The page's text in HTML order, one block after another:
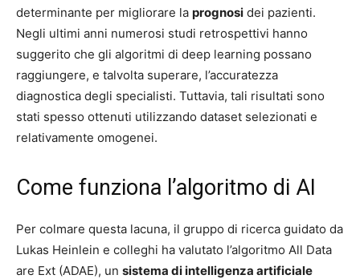
determinante per migliorare la prognosi dei pazienti.
Negli ultimi anni numerosi studi retrospettivi hanno
suggerito che gli algoritmi di deep learning possano
raggiungere, e talvolta superare, l’accuratezza
diagnostica degli specialisti. Tuttavia, tali risultati sono
stati spesso ottenuti utilizzando dataset selezionati e
relativamente omogenei.
Come funziona l’algoritmo di AI
Per colmare questa lacuna, il gruppo di ricerca guidato da
Lukas Heinlein e colleghi ha valutato l’algoritmo All Data
are Ext (ADAE), un sistema di intelligenza artificiale